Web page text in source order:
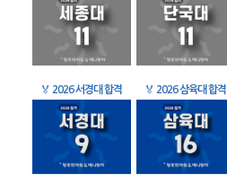
🏅 2026 서경대 합격 🏅 2026 삼육대 합격